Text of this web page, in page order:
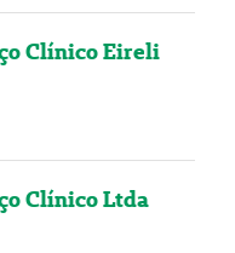
Clínico Eireli
Clínico Ltda